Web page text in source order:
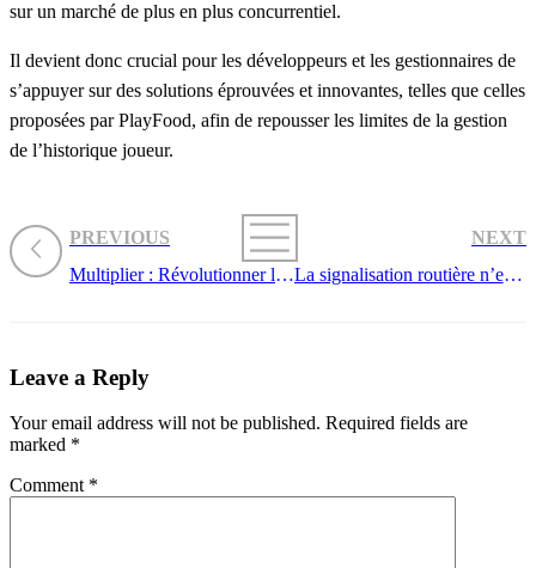
sur un marché de plus en plus concurrentiel.
Il devient donc crucial pour les développeurs et les gestionnaires de
s’appuyer sur des solutions éprouvées et innovantes, telles que celles
proposées par PlayFood, afin de repousser les limites de la gestion
de l’historique joueur.
PREVIOUS
Multiplier : Révolutionner la gestion des flux numériques dans l’industrie alimentaire
NEXT
La signalisation routière n’est pas simplement une question de conformité réglementaire ; elle incar
Leave a Reply
Your email address will not be published. Required fields are
marked *
Comment *